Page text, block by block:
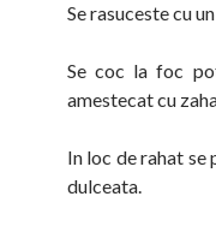
Se rasuceste cu
Se coc la foc
amestecat cu
In loc de rahat se
dulceata.